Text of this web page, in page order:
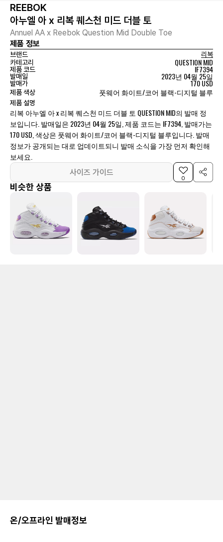
REEBOK
아누엘 아 x 리복 퀘스천 미드 더블 토
Annuel AA x Reebok Question Mid Double Toe
제품 정보
브랜드
리복
카테고리
QUESTION MID
제품 코드 IF7394
발매일 2023년 04월 25일
발매가 170 USD
제품 색상 풋웨어 화이트/코어 블랙-디지털 블루
제품 설명
리복 아누엘 아 x 리복 퀘스천 미드 더블 토 QUESTION MID의 발매 정
보입니다. 발매일은 2023년 04월 25일, 제품 코드는 IF7394, 발매가는
170 USD, 색상은 풋웨어 화이트/코어 블랙-디지털 블루입니다. 발매
정보가 공개되는 대로 업데이트되니 발매 소식을 가장 먼저 확인해
보세요.
사이즈 가이드
0
비슷한 상품
온/오프라인 발매정보